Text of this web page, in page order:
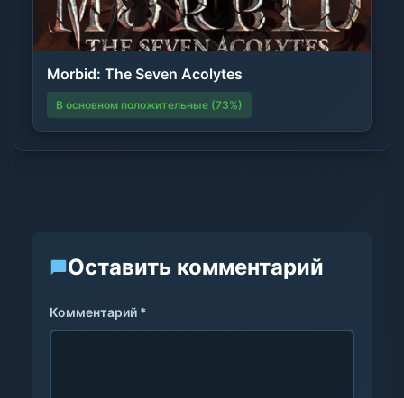
Morbid: The Seven Acolytes
В основном положительные (73%)
Оставить комментарий
Комментарий *